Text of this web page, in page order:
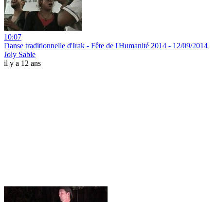
10:07
Danse traditionnelle d'Irak - Fête de l'Humanité 2014 - 12/09/2014
Joly Sable
il y a 12 ans